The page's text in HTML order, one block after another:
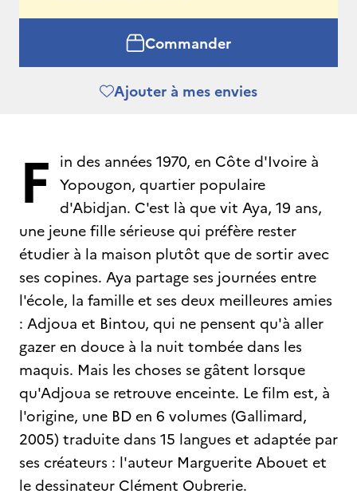
Djédjé Apali
Commander
Ajouter à mes envies
F in des années 1970, en Côte d'Ivoire à
Yopougon, quartier populaire
d'Abidjan. C'est là que vit Aya, 19 ans,
une jeune fille sérieuse qui préfère rester
étudier à la maison plutôt que de sortir avec
ses copines. Aya partage ses journées entre
l'école, la famille et ses deux meilleures amies
: Adjoua et Bintou, qui ne pensent qu'à aller
gazer en douce à la nuit tombée dans les
maquis. Mais les choses se gâtent lorsque
qu'Adjoua se retrouve enceinte. Le film est, à
l'origine, une BD en 6 volumes (Gallimard,
2005) traduite dans 15 langues et adaptée par
ses créateurs : l'auteur Marguerite Abouet et
le dessinateur Clément Oubrerie.